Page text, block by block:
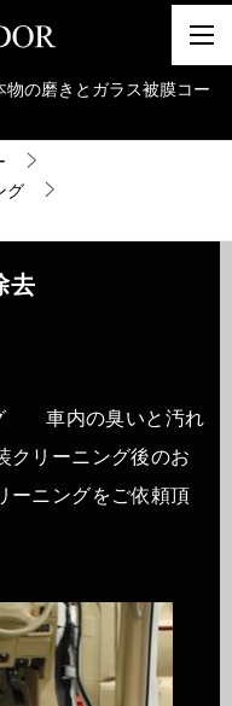
の磨きとガラス被膜コー
グ
去
車内の臭いと汚れ
クリーニング後のお
ーニングをご依頼頂